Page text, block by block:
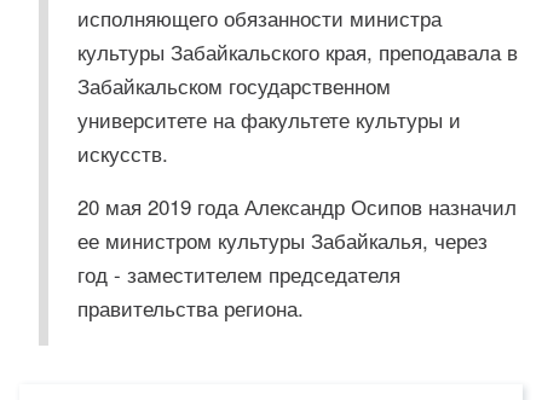
исполняющего обязанности министра
культуры Забайкальского края, преподавала в
Забайкальском государственном
университете на факультете культуры и
искусств.
20 мая 2019 года Александр Осипов назначил
ее министром культуры Забайкалья, через
год - заместителем председателя
правительства региона.